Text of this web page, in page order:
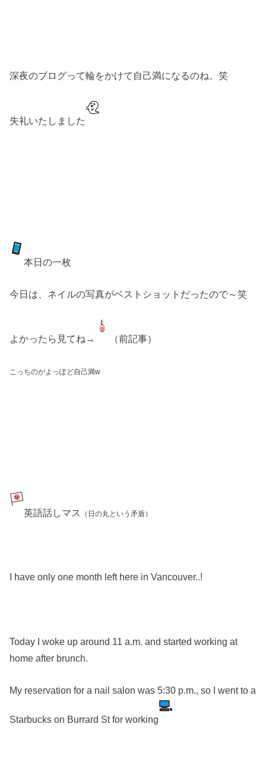
深夜のブログって輪をかけて自己満になるのね。笑
失礼いたしました
本日の一枚
今日は、ネイルの写真がベストショットだったので～笑
よかったら見てね→ （前記事）
こっちのがよっぽど自己満w
英語話しマス （日の丸という矛盾）
I have only one month left here in Vancouver..!
Today I woke up around 11 a.m. and started working at
home after brunch.
My reservation for a nail salon was 5:30 p.m., so I went to a
Starbucks on Burrard St for working